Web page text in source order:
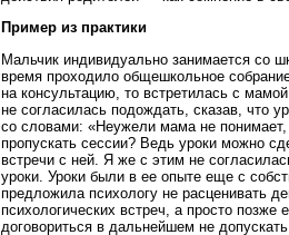
Пример из практики
Мальчик индивидуально занимается со
время проходило общешкольное
на консультацию, то встретилась с
не согласилась подождать, сказав, что
со словами: «Неужели мама не понимает,
пропускать сессии? Ведь уроки можно
встречи с ней. Я же с этим не
уроки. Уроки были в ее опыте еще с
предложила психологу не расценивать
психологических встреч, а просто
договориться в дальнейшем не